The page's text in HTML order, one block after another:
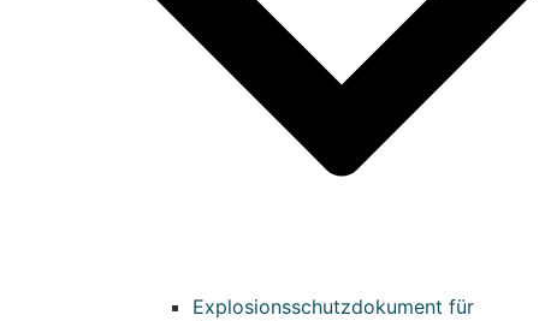
Explosionsschutzdokument für